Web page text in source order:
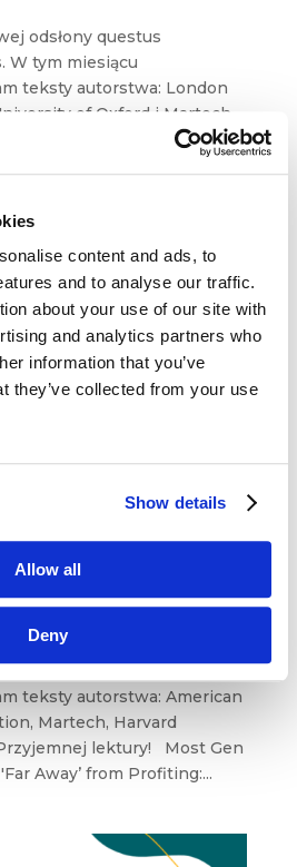
content and ads, to
and to analyse our traffic.
about your use of our site with
and analytics partners who
information that you’ve
they’ve collected from your use
Show details
Allow all
Deny
odsłony questus
W tym miesiącu
teksty autorstwa: London
of Oxford i Martech.
The Vibe Marketing
świecie biznesu –
Association, Martech,
,Artykuły,
,Rekomendowane
odsłony questus
W tym miesiącu
teksty autorstwa: American
Martech, Harvard
lektury! Most Gen
Away’ from Profiting:...